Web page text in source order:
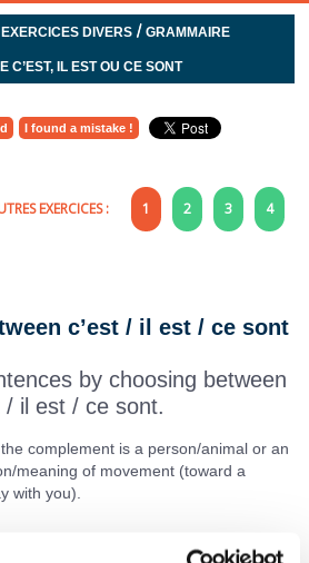
EXERCICES DIVERS /GRAMMAIRE
C’EST, IL EST OU CE SONT
I found a mistake !
EXERCICES : 1 2 3 4
c’est / il est / ce sont
by choosing between
/ il est / ce sont.
complement is a person/animal or an
meaning of movement (toward a
with you).